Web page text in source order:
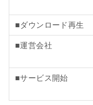
■ダウンロード再生
■運営会社
■サービス開始